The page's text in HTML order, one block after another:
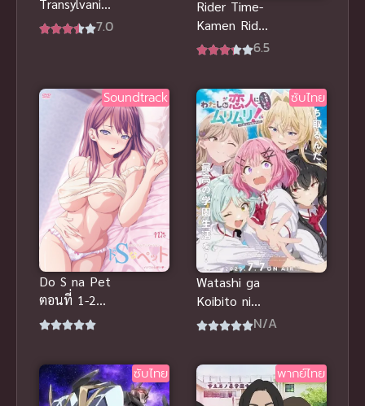
Transylvania
2012 โรงแรม
ฮิต
7.0
Rider Time-
Kamen Rider
Shinobi ซับ6.5
Soundtrack
Do S na Pet
ตอนที่ 1-2
ซับไทย ริโกะ
ก่อนดู ข้อมูล
เรื่อง ตอนให้
ซับไทย
Watashi ga
Koibito ni
Nareru Wake
Nakatta!?)
ให้เป็นแฟน
N/A
ซับไทย พากย์ไทย